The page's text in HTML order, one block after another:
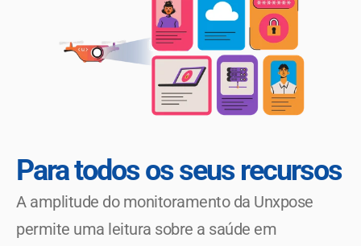
Para todos os seus recursos
A amplitude do monitoramento da Unxpose
permite uma leitura sobre a saúde em